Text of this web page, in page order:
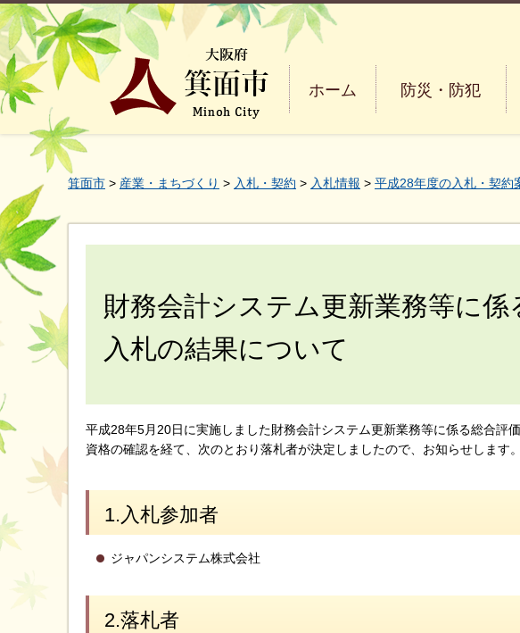
大阪府箕面市 Minoh
ホーム 防災・防犯
箕面市 > 産業・まちづくり > 入札・契約 > 入札情報 > 平成28年度の入札・契約
財務会計システム更新業務等に係
入札の結果について
平成28年5月20日に実施しました財務会計システム更新業務等に係る総合評
資格の確認を経て、次のとおり落札者が決定しましたので、お知らせします。
1.入札参加者
ジャパンシステム株式会社
2.落札者